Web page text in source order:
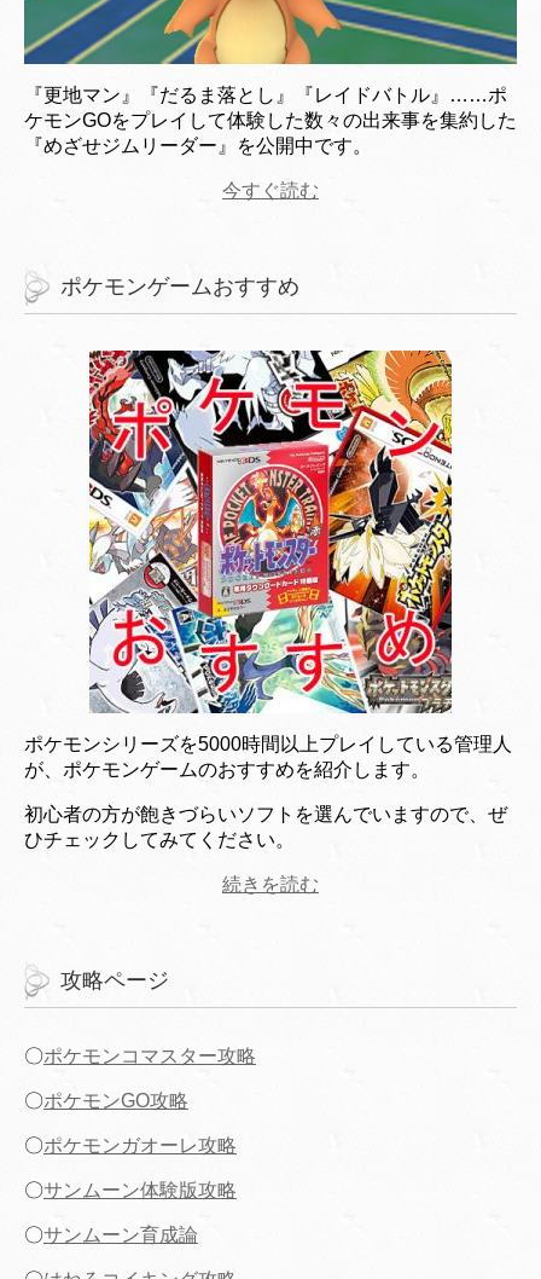
『更地マン』『だるま落とし』『レイドバトル』……ポ
ケモンGOをプレイして体験した数々の出来事を集約した
『めざせジムリーダー』を公開中です。
今すぐ読む
ポケモンゲームおすすめ
ポケモンシリーズを5000時間以上プレイしている管理人
が、ポケモンゲームのおすすめを紹介します。
初心者の方が飽きづらいソフトを選んでいますので、ぜ
ひチェックしてみてください。
続きを読む
攻略ページ
〇ポケモンコマスター攻略
〇ポケモンGO攻略
〇ポケモンガオーレ攻略
〇サンムーン体験版攻略
〇サンムーン育成論